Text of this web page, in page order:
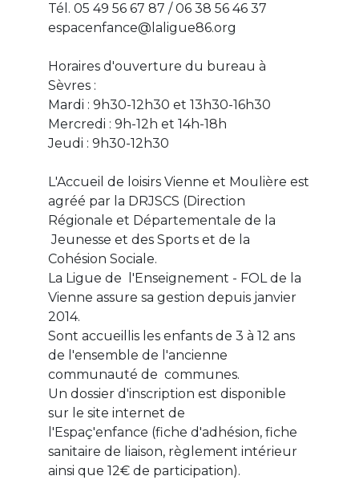
Tél. 05 49 56 67 87 / 06 38 56 46 37
espacenfance@laligue86.org
Horaires d'ouverture du bureau à
Sèvres :
Mardi : 9h30-12h30 et 13h30-16h30
Mercredi : 9h-12h et 14h-18h
Jeudi : 9h30-12h30
L'Accueil de loisirs Vienne et Moulière est
agréé par la DRJSCS (Direction
Régionale et Départementale de la
Jeunesse et des Sports et de la
Cohésion Sociale.
La Ligue de l'Enseignement - FOL de la
Vienne assure sa gestion depuis janvier
2014.
Sont accueillis les enfants de 3 à 12 ans
de l'ensemble de l'ancienne
communauté de communes.
Un dossier d'inscription est disponible
sur le site internet de
l'Espaç'enfance (fiche d'adhésion, fiche
sanitaire de liaison, règlement intérieur
ainsi que 12€ de participation).